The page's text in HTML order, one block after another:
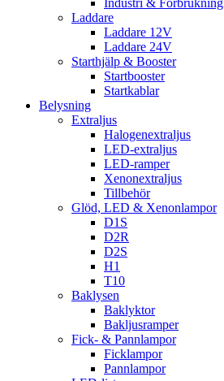
Laddare
Laddare 12V
Laddare 24V
Starthjälp & Booster
Startbooster
Startkablar
Belysning
Extraljus
Halogenextraljus
LED-extraljus
LED-ramper
Xenonextraljus
Tillbehör
Glöd, LED & Xenonlampor
D1S
D2R
D2S
H1
T10
Baklysen
Baklyktor
Bakljusramper
Fick- & Pannlampor
Ficklampor
Pannlampor